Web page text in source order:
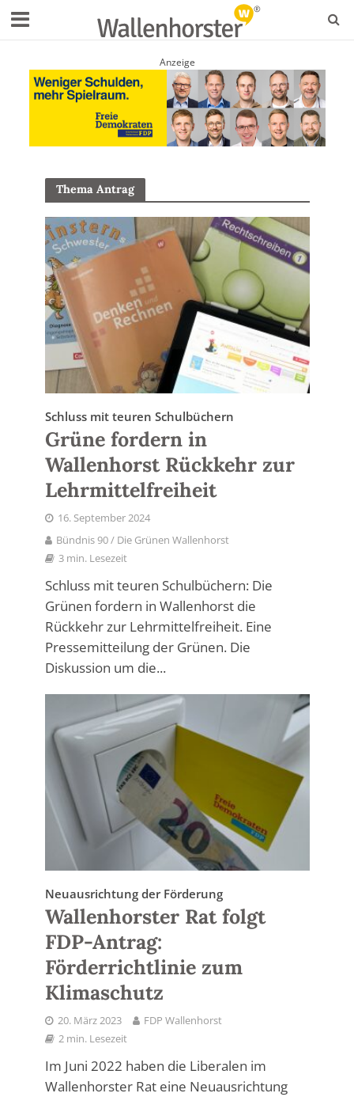
Anzeige
Thema Antrag
Schluss mit teuren Schulbüchern
Grüne fordern in
Wallenhorst Rückkehr zur
Lehrmittelfreiheit
16. September 2024
Bündnis 90 / Die Grünen Wallenhorst
3 min. Lesezeit
Schluss mit teuren Schulbüchern: Die
Grünen fordern in Wallenhorst die
Rückkehr zur Lehrmittelfreiheit. Eine
Pressemitteilung der Grünen. Die
Diskussion um die...
Neuausrichtung der Förderung
Wallenhorster Rat folgt
FDP-Antrag:
Förderrichtlinie zum
Klimaschutz
20. März 2023
FDP Wallenhorst
2 min. Lesezeit
Im Juni 2022 haben die Liberalen im
Wallenhorster Rat eine Neuausrichtung